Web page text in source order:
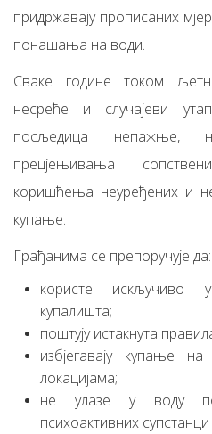
придржавају прописаних
понашања на води.
Сваке године током
несреће и случајеви
посљедица непажње,
прецјењивања
коришћења неуређених и
купање.
Грађанима се препоручује да:
користе искључиво
купалишта;
поштују истакнута
избјегавају купање
локацијама;
не улазе у воду
психоактивних